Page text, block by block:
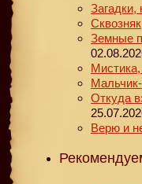
Загадки,
Сквозняк
Земные
Откуда
Верю и